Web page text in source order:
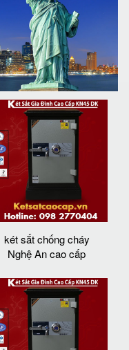
két sắt chống cháy
Nghệ An cao cấp